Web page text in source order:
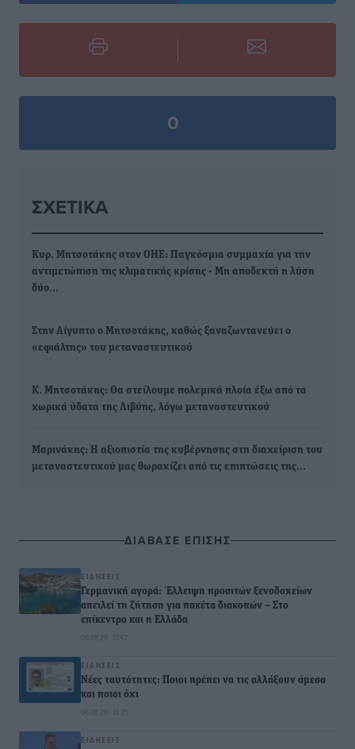
0
ΣΧΕΤΙΚΆ
Κυρ. Μητσοτάκης στον ΟΗΕ: Παγκόσμια συμμαχία για την
αντιμετώπιση της κλιματικής κρίσης - Μη αποδεκτή η λύση
δύο…
Στην Αίγυπτο ο Μητσοτάκης, καθώς ξαναζωντανεύει ο
«εφιάλτης» του μεταναστευτικού
Κ. Μητσοτάκης: Θα στείλουμε πολεμικά πλοία έξω από τα
χωρικά ύδατα της Λιβύης, λόγω μεταναστευτικού
Μαρινάκης: Η αξιοπιστία της κυβέρνησης στη διαχείριση του
μεταναστευτικού μας θωρακίζει από τις επιπτώσεις της…
ΔΙΑΒΑΣΕ ΕΠΙΣΗΣ
ΕΙΔΉΣΕΙΣ
Γερμανική αγορά: Έλλειψη προσιτών ξενοδοχείων
απειλεί τη ζήτηση για πακέτα διακοπών – Στο
επίκεντρο και η Ελλάδα
06.08.26 · 17:42
ΕΙΔΉΣΕΙΣ
Νέες ταυτότητες: Ποιοι πρέπει να τις αλλάξουν άμεσα
και ποιοι όχι
06.08.26 · 13:25
ΕΙΔΉΣΕΙΣ